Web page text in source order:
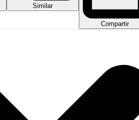
Similar
Compartir